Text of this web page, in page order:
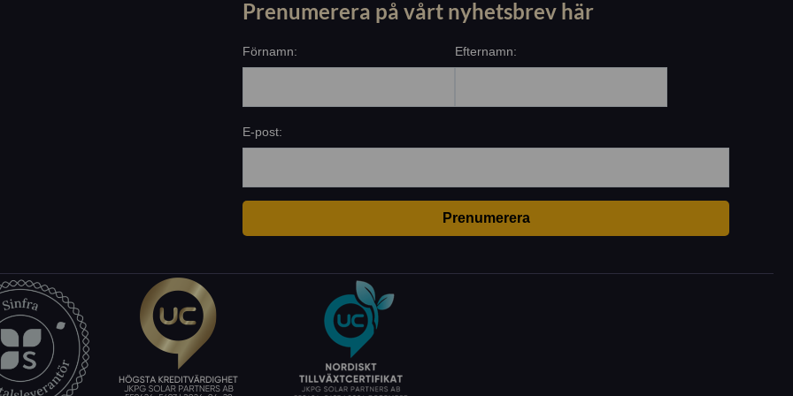
Prenumerera på vårt nyhetsbrev här
Förnamn: Efternamn:
E-post: